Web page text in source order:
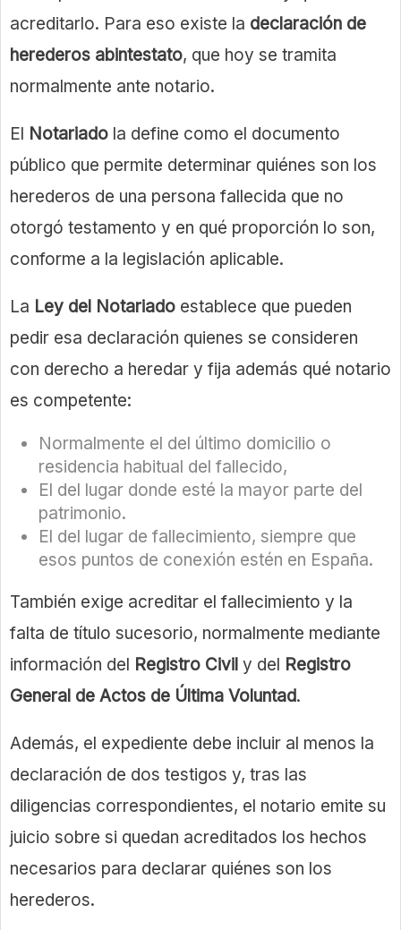
acreditarlo. Para eso existe la declaración de
herederos abintestato, que hoy se tramita
normalmente ante notario.
El Notariado la define como el documento
público que permite determinar quiénes son los
herederos de una persona fallecida que no
otorgó testamento y en qué proporción lo son,
conforme a la legislación aplicable.
La Ley del Notariado establece que pueden
pedir esa declaración quienes se consideren
con derecho a heredar y fija además qué notario
es competente:
Normalmente el del último domicilio o
residencia habitual del fallecido,
El del lugar donde esté la mayor parte del
patrimonio.
El del lugar de fallecimiento, siempre que
esos puntos de conexión estén en España.
También exige acreditar el fallecimiento y la
falta de título sucesorio, normalmente mediante
información del Registro Civil y del Registro
General de Actos de Última Voluntad.
Además, el expediente debe incluir al menos la
declaración de dos testigos y, tras las
diligencias correspondientes, el notario emite su
juicio sobre si quedan acreditados los hechos
necesarios para declarar quiénes son los
herederos.